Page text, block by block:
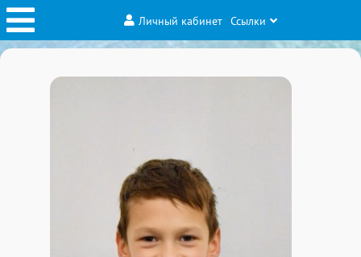
Личный кабинет Ссылки